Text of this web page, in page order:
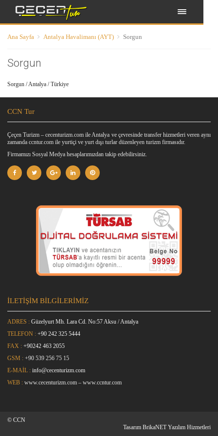
Ana Sayfa Antalya Havalimanı (AYT) Sorgun
Sorgun
Sorgun / Antalya / Türkiye
CCN Tur
Çeçen Turizm – cecenturizm.com ile Antalya ve çevresinde transfer hizmetleri veren aynı
zamanda ccntur.com ile yurtiçi ve yurt dışı turlar düzenleyen turizm firmasıdır.
Firmamızı Sosyal Medya hesaplarımızdan takip edebilirsiniz.
İLETİŞİM BİLGİLERİMİZ
ADRES : Güzelyurt Mh. Lara Cd. No:57 Aksu / Antalya
TELEFON : +90 242 325 5444
FAX : +90242 463 2055
GSM : +90 539 256 75 15
E-MAİL : info@cecenturizm.com
WEB : www.cecenturizm.com – www.ccntur.com
© CCN
Tasarım BrikaNET Yazılım Hizmetleri